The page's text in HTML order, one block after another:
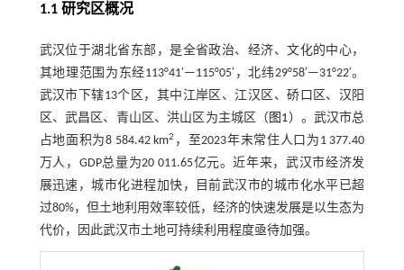
1.1 研究区概况
武汉位于湖北省东部，是全省政治、经济、文化的中心，
其地理范围为东经113°41′—115°05′，北纬29°58′—31°22′。
武汉市下辖13个区，其中江岸区、江汉区、硚口区、汉阳
区、武昌区、青山区、洪山区为主城区（ 图1）。武汉市总
占地面积为8 584.42 km2 ，至2023年末常住人口为1 377.40
万人，GDP总量为20 011.65亿元。近年来，武汉市经济发
展迅速，城市化进程加快，目前武汉市的城市化水平已超
过80%，但土地利用效率较低，经济的快速发展是以生态为
代价，因此武汉市土地可持续利用程度亟待加强。